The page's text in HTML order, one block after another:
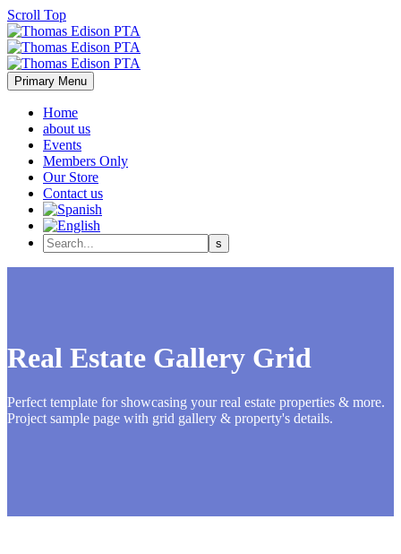
Scroll Top
Primary Menu
Home
about us
Events
Members Only
Our Store
Contact us
Real Estate Gallery Grid
Perfect template for showcasing your real estate properties & more.
Project sample page with grid gallery & property's details.